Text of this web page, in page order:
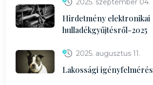
2025. szeptember 04.
Hirdetmény elektronikai
hulladékgyűjtésről-2025
2025. augusztus 11.
Lakossági igényfelmérés